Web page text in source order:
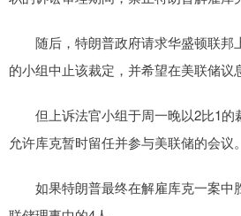
随后，特朗普政府请求华盛顿联邦
的小组中止该裁定，并希望在美联储议
但上诉法官小组于周一晚以2比1的
允许库克暂时留任并参与美联储的会议。
如果特朗普最终在解雇库克一案中